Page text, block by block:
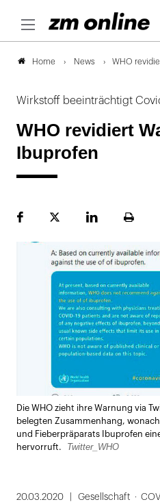
Home News WHO
Wirkstoff beeinträchtigt
WHO revidiert
Ibuprofen
FacebookPlattformLinekdInSeite
Die WHO zieht ihre Warnung via
belegten Zusammenhang,
und Fieberpräparats Ibuprofen
hervorruft.
Twitter_WHO
20.03.2020 Gesellschaft